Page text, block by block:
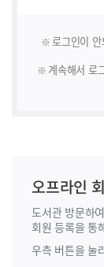
로그인이
계속해서 로
오프라인
도서관 방문하
회원 등록을 통
우측 버튼을 눌